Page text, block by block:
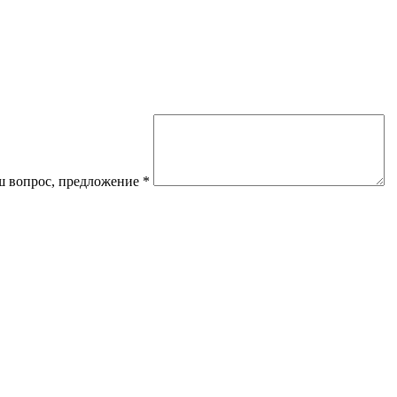
вопрос, предложение *